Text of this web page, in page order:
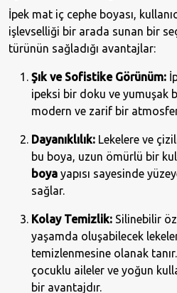
İpek mat iç cephe boyası,
işlevselliği bir arada sunan bir
türünün sağladığı avantajlar:
Şık ve Sofistike Görünüm:
ipeksi bir doku ve yumuşak
modern ve zarif bir
Dayanıklılık: Lekelere ve
bu boya, uzun ömürlü bir
boya yapısı sayesinde
sağlar.
Kolay Temizlik: Silinebilir
yaşamda oluşabilecek
temizlenmesine olanak
çocuklu aileler ve yoğun
bir avantajdır.